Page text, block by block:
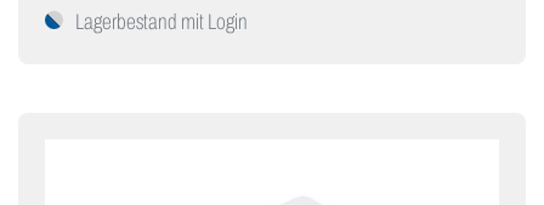
Lagerbestand mit Login